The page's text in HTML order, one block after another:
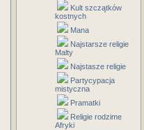
Kult szczątków
kostnych
Mana
Najstarsze religie
Malty
Najstasze religie
Partycypacja
mistyczna
Pramatki
Religie rodzime
Afryki